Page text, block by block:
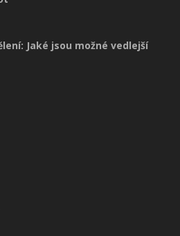
Jaké jsou možné vedlejší